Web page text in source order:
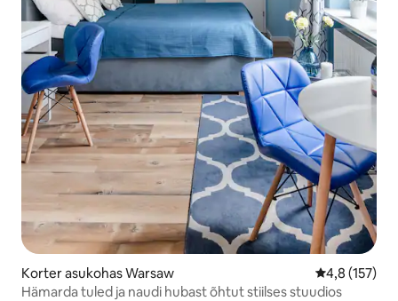
Korter asukohas Warsaw Keskmine
4,8 (157)
Hämarda tuled ja naudi hubast õhtut stiilses stuudios